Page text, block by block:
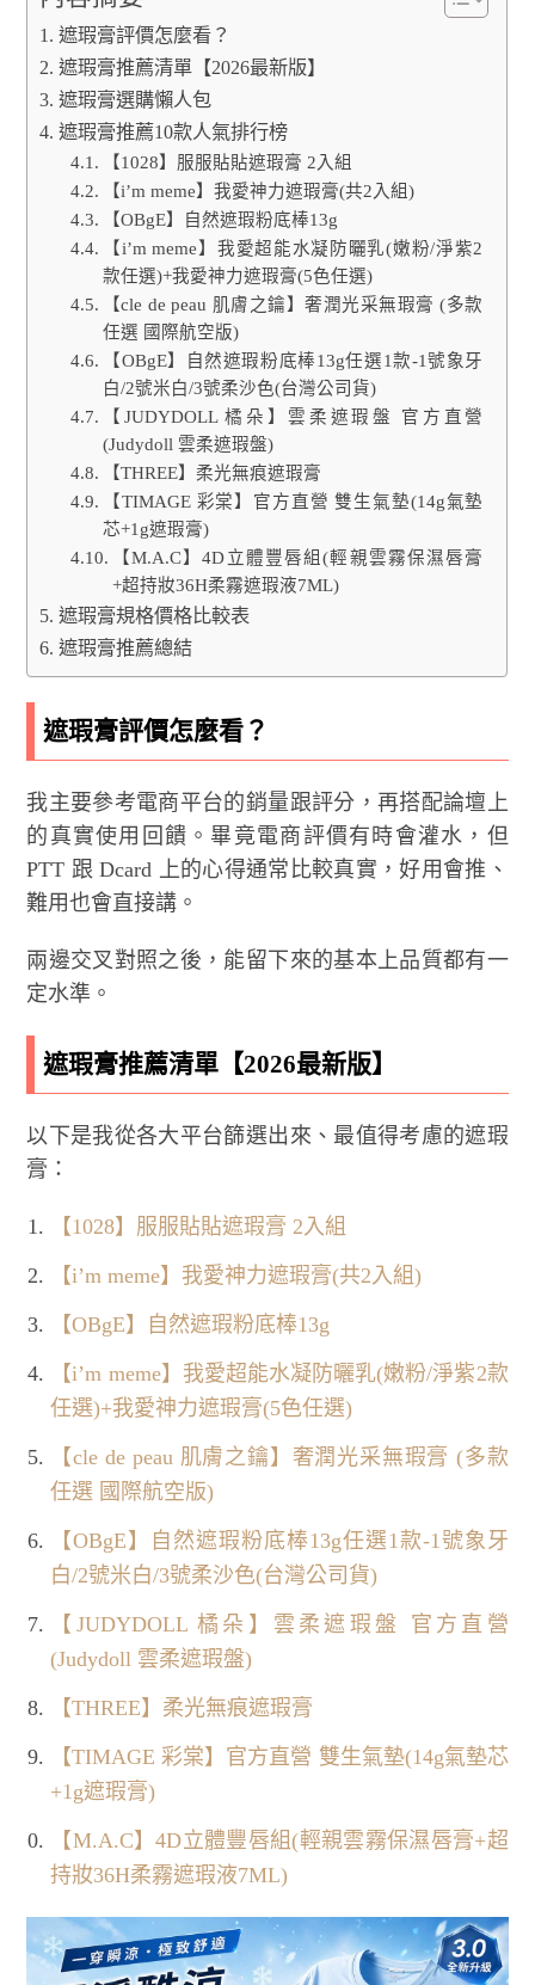
遮瑕膏評價怎麼看？
遮瑕膏推薦清單【2026最新版】
遮瑕膏選購懶人包
遮瑕膏推薦10款人氣排行榜
【1028】服服貼貼遮瑕膏 2入組
【i’m meme】我愛神力遮瑕膏(共2入組)
【OBgE】自然遮瑕粉底棒13g
【i’m meme】我愛超能水凝防曬乳(嫩粉/淨紫2
款任選)+我愛神力遮瑕膏(5色任選)
【cle de peau 肌膚之鑰】奢潤光采無瑕膏 (多款
任選 國際航空版)
【OBgE】自然遮瑕粉底棒13g任選1款-1號象牙
白/2號米白/3號柔沙色(台灣公司貨)
【JUDYDOLL 橘朵】雲柔遮瑕盤 官方直營
(Judydoll 雲柔遮瑕盤)
【THREE】柔光無痕遮瑕膏
【TIMAGE 彩棠】官方直營 雙生氣墊(14g氣墊
芯+1g遮瑕膏)
【M.A.C】4D立體豐唇組(輕親雲霧保濕唇膏
+超持妝36H柔霧遮瑕液7ML)
遮瑕膏規格價格比較表
遮瑕膏推薦總結
遮瑕膏評價怎麼看？
我主要參考電商平台的銷量跟評分，再搭配論壇上
的真實使用回饋。畢竟電商評價有時會灌水，但
PTT 跟 Dcard 上的心得通常比較真實，好用會推、
難用也會直接講。
兩邊交叉對照之後，能留下來的基本上品質都有一
定水準。
遮瑕膏推薦清單【2026最新版】
以下是我從各大平台篩選出來、最值得考慮的遮瑕
膏：
【1028】服服貼貼遮瑕膏 2入組
【i’m meme】我愛神力遮瑕膏(共2入組)
【OBgE】自然遮瑕粉底棒13g
【i’m meme】我愛超能水凝防曬乳(嫩粉/淨紫2款
任選)+我愛神力遮瑕膏(5色任選)
【cle de peau 肌膚之鑰】奢潤光采無瑕膏 (多款
任選 國際航空版)
【OBgE】自然遮瑕粉底棒13g任選1款-1號象牙
白/2號米白/3號柔沙色(台灣公司貨)
【JUDYDOLL 橘朵】雲柔遮瑕盤 官方直營
(Judydoll 雲柔遮瑕盤)
【THREE】柔光無痕遮瑕膏
【TIMAGE 彩棠】官方直營 雙生氣墊(14g氣墊芯
+1g遮瑕膏)
【M.A.C】4D立體豐唇組(輕親雲霧保濕唇膏+超
持妝36H柔霧遮瑕液7ML)